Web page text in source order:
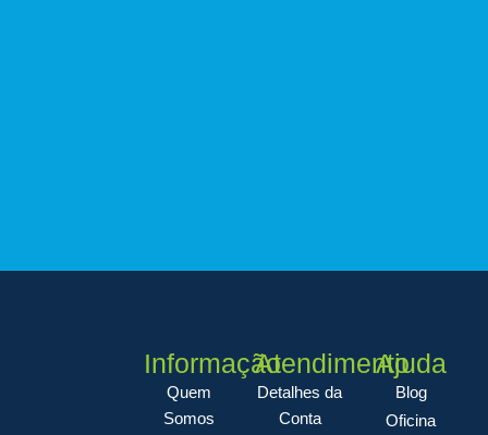
Informação
Quem
Somos
Atendimento
Detalhes da
Conta
Ajuda
Blog
Oficina